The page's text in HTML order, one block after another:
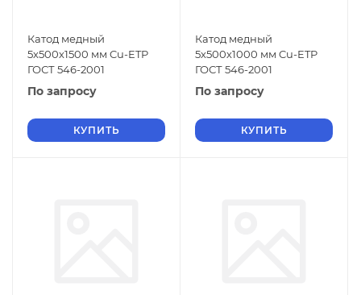
Катод медный
5х500х1500 мм Cu-ETP
ГОСТ 546-2001
По запросу
КУПИТЬ
Катод медный
5х500х1000 мм Cu-ETP
ГОСТ 546-2001
По запросу
КУПИТЬ